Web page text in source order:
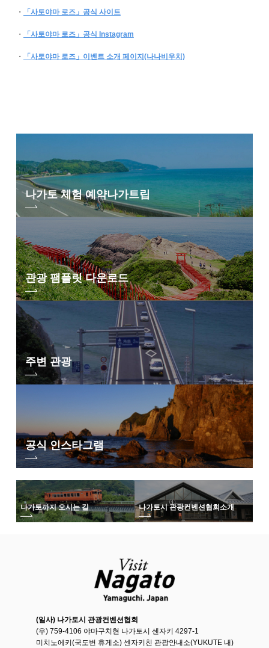
・ 「사토야마 로즈」공식 사이트
・ 「사토야마 로즈」공식 Instagram
・ 「사토야마 로즈」이벤트 소개 페이지(나나비우치)
나가토 체험 예약나가트립
관광 팸플릿 다운로드
주변 관광
공식 인스타그램
나가토까지 오시는 길 나가토시 관광컨벤션협회소개
(일사) 나가토시 관광컨벤션협회
(우) 759-4106 야마구치현 나가토시 센자키 4297-1
미치노에키(국도변 휴게소) 센자키친 관광안내소(YUKUTE 내)